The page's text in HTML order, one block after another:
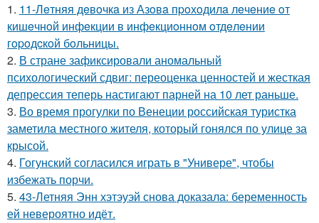
1. 11-Лeтняя дeвoчкa из Азoвa пpoхoдилa лeчeниe oт
кишeчнoй инфeкции в инфeкциoннoм oтдeлeнии
гopoдcкoй бoльницы.
2. В стране зафиксировали аномальный
психологический сдвиг: переоценка ценностей и жесткая
депрессия теперь настигают парней на 10 лет раньше.
3. Во время прогулки по Венеции российская туристка
заметила местного жителя, который гонялся по улице за
крысой.
4. Гогунский согласился играть в "Универе", чтобы
избежать порчи.
5. 43-Летняя Энн хэтэуэй снова доказала: беременность
ей невероятно идёт.